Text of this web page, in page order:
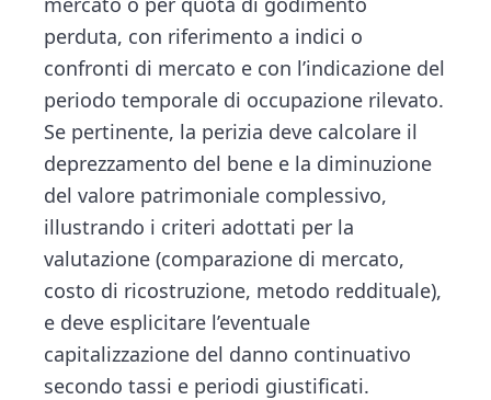
perduta, con riferimento a indici o
confronti di mercato e con l’indicazione del
periodo temporale di occupazione rilevato.
Se pertinente, la perizia deve calcolare il
deprezzamento del bene e la diminuzione
del valore patrimoniale complessivo,
illustrando i criteri adottati per la
valutazione (comparazione di mercato,
costo di ricostruzione, metodo reddituale),
e deve esplicitare l’eventuale
capitalizzazione del danno continuativo
secondo tassi e periodi giustificati.